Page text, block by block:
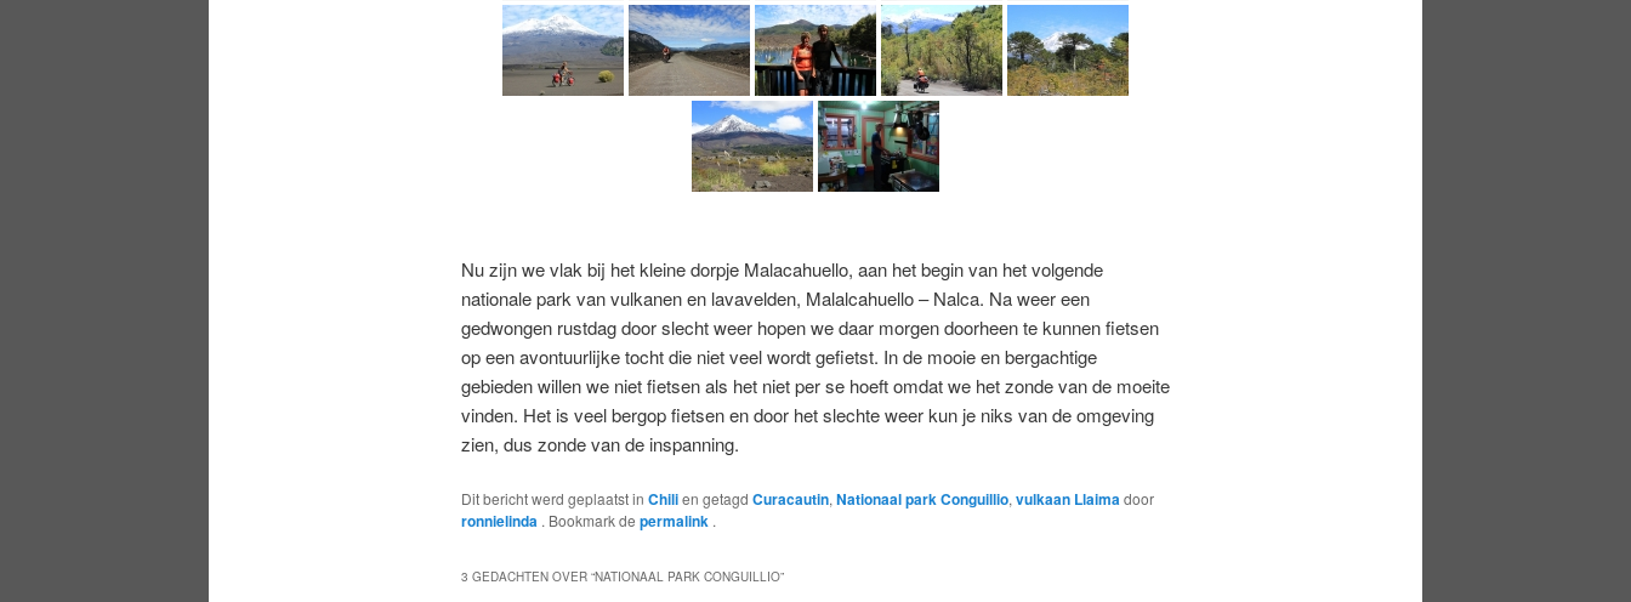
Nu zijn we vlak bij het kleine dorpje Malacahuello, aan het begin van het volgende
nationale park van vulkanen en lavavelden, Malalcahuello – Nalca. Na weer een
gedwongen rustdag door slecht weer hopen we daar morgen doorheen te kunnen fietsen
op een avontuurlijke tocht die niet veel wordt gefietst. In de mooie en bergachtige
gebieden willen we niet fietsen als het niet per se hoeft omdat we het zonde van de moeite
vinden. Het is veel bergop fietsen en door het slechte weer kun je niks van de omgeving
zien, dus zonde van de inspanning.
Dit bericht werd geplaatst in Chilien getagd Curacautin, Nationaal park Conguillio, vulkaan Llaimadoor
ronnielinda . Bookmark de permalink .
3 GEDACHTEN OVER “NATIONAAL PARK CONGUILLIO”